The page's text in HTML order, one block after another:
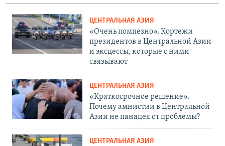
ЦЕНТРАЛЬНАЯ АЗИЯ
«Очень помпезно». Кортежи
президентов в Центральной Азии
и эксцессы, которые с ними
связывают
ЦЕНТРАЛЬНАЯ АЗИЯ
«Краткосрочное решение».
Почему амнистии в Центральной
Азии не панацея от проблемы?
ЦЕНТРАЛЬНАЯ АЗИЯ